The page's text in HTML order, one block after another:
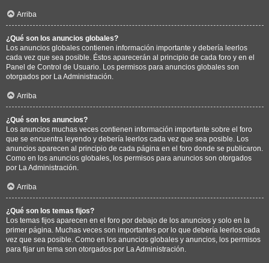
Arriba
¿Qué son los anuncios globales?
Los anuncios globales contienen información importante y debería leerlos
cada vez que sea posible. Éstos aparecerán al principio de cada foro y en el
Panel de Control de Usuario. Los permisos para anuncios globales son
otorgados por La Administración.
Arriba
¿Qué son los anuncios?
Los anuncios muchas veces contienen información importante sobre el foro
que se encuentra leyendo y debería leerlos cada vez que sea posible. Los
anuncios aparecen al principio de cada página en el foro donde se publicaron.
Como en los anuncios globales, los permisos para anuncios son otorgados
por La Administración.
Arriba
¿Qué son los temas fijos?
Los temas fijos aparecen en el foro por debajo de los anuncios y solo en la
primer página. Muchas veces son importantes por lo que debería leerlos cada
vez que sea posible. Como en los anuncios globales y anuncios, los permisos
para fijar un tema son otorgados por La Administración.